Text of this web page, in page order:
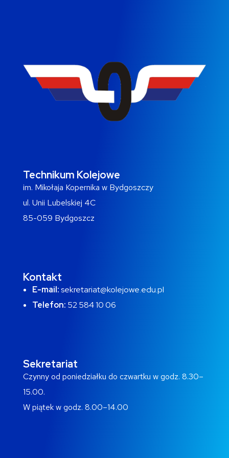
Technikum Kolejowe
im. Mikołaja Kopernika w Bydgoszczy
ul. Unii Lubelskiej 4C
85-059 Bydgoszcz
Kontakt
E-mail:sekretariat@kolejowe.edu.pl
Telefon: 52 584 10 06
Sekretariat
Czynny od poniedziałku do czwartku w godz. 8.30–
15.00.
W piątek w godz. 8.00–14.00